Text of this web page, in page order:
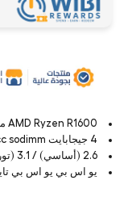
AMD Ryzen R1600 من AMD Ryzen R1600
4 جيجابايت ddr4 ecc sodimm
2.6 (أساسي) / 3.1 (توربو) جيجا هرتز وحده المعالجة المركزية
يو اس بي يو اس بي